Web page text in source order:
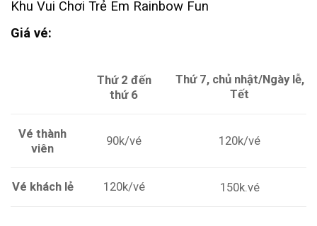
Khu Vui Chơi Trẻ Em Rainbow Fun
Giá vé:
Thứ 2 đến
thứ 6
Thứ 7, chủ nhật/Ngày lễ,
Tết
Vé thành
viên
90k/vé 120k/vé
Vé khách lẻ 120k/vé 150k.vé